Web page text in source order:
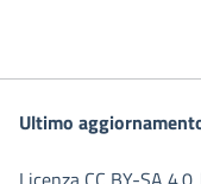
Ultimo